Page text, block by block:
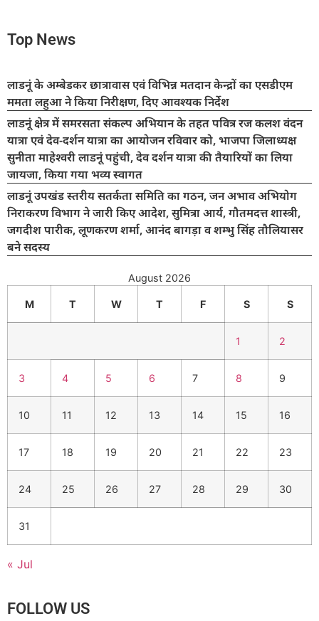
Top News
लाडनूं के अम्बेडकर छात्रावास एवं विभिन्न मतदान केन्द्रों का एसडीएम
ममता लहुआ ने किया निरीक्षण, दिए आवश्यक निर्देश
लाडनूं क्षेत्र में समरसता संकल्प अभियान के तहत पवित्र रज कलश वंदन
यात्रा एवं देव-दर्शन यात्रा का आयोजन रविवार को, भाजपा जिलाध्यक्ष
सुनीता माहेश्वरी लाडनूं पहुंची, देव दर्शन यात्रा की तैयारियों का लिया
जायजा, किया गया भव्य स्वागत
लाडनूं उपखंड स्तरीय सतर्कता समिति का गठन, जन अभाव अभियोग
निराकरण विभाग ने जारी किए आदेश, सुमित्रा आर्य, गौतमदत्त शास्त्री,
जगदीश पारीक, लूणकरण शर्मा, आनंद बागड़ा व शम्भु सिंह तौलियासर
बने सदस्य
August 2026
M T W T F S S
1 2
3 4 5 6 7 8 9
10 11 12 13 14 15 16
17 18 19 20 21 22 23
24 25 26 27 28 29 30
31
« Jul
FOLLOW US